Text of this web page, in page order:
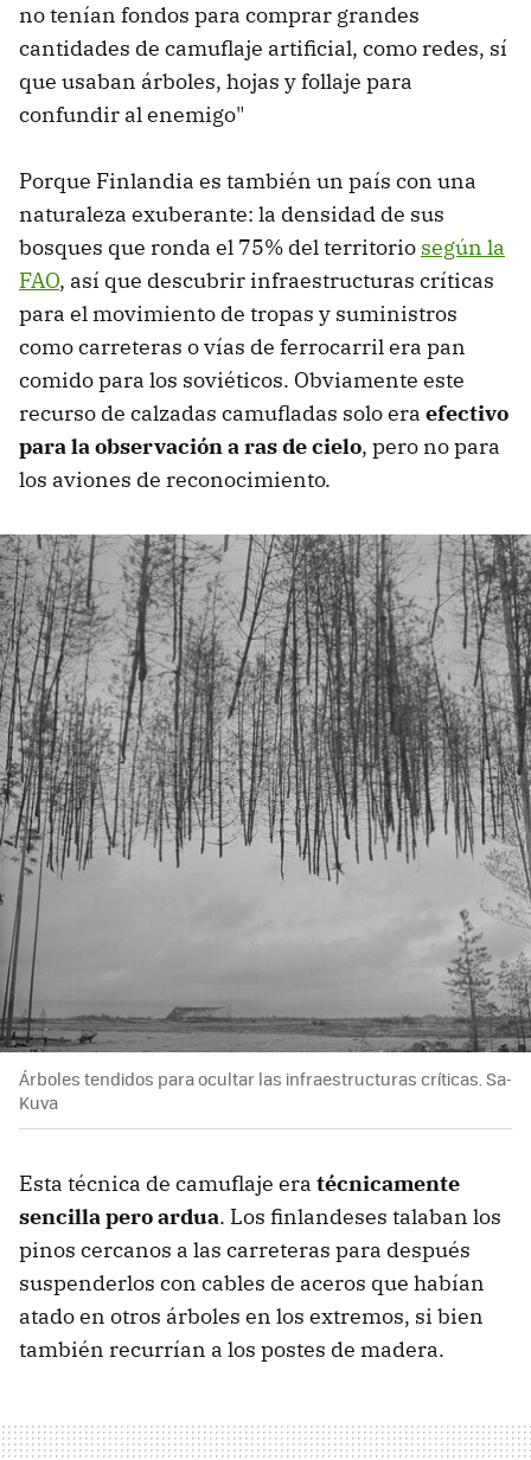
no tenían fondos para comprar grandes
cantidades de camuflaje artificial, como redes, sí
que usaban árboles, hojas y follaje para
confundir al enemigo"
Porque Finlandia es también un país con una
naturaleza exuberante: la densidad de sus
bosques que ronda el 75% del territorio según la
FAO, así que descubrir infraestructuras críticas
para el movimiento de tropas y suministros
como carreteras o vías de ferrocarril era pan
comido para los soviéticos. Obviamente este
recurso de calzadas camufladas solo era efectivo
para la observación a ras de cielo, pero no para
los aviones de reconocimiento.
Árboles tendidos para ocultar las infraestructuras críticas. Sa-
Kuva
Esta técnica de camuflaje era técnicamente
sencilla pero ardua. Los finlandeses talaban los
pinos cercanos a las carreteras para después
suspenderlos con cables de aceros que habían
atado en otros árboles en los extremos, si bien
también recurrían a los postes de madera.